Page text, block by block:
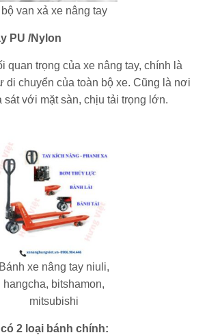
bộ van xả xe nâng tay
PU /Nylon
quan trọng của xe nâng tay, chính là
di chuyển của toàn bộ xe. Cũng là nơi
sát với mặt sàn, chịu tải trọng lớn.
Bánh xe nâng tay niuli,
hangcha, bitshamon,
mitsubishi
2 loại bánh chính: